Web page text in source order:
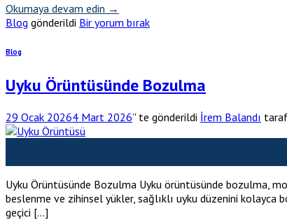
Okumaya devam edin →
Blog gönderildi Bir yorum bırak
Blog
Uyku Örüntüsünde Bozulma
29 Ocak 20264 Mart 2026’' te gönderildi İrem Balandı
Uyku Örüntüsünde Bozulma Uyku örüntüsünde bozulma,
beslenme ve zihinsel yükler, sağlıklı uyku düzenini kolayca
geçici […]